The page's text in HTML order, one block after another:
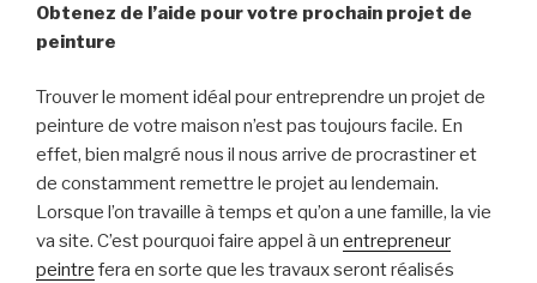
Obtenez de l’aide pour votre prochain projet de
peinture
Trouver le moment idéal pour entreprendre un projet de
peinture de votre maison n’est pas toujours facile. En
effet, bien malgré nous il nous arrive de procrastiner et
de constamment remettre le projet au lendemain.
Lorsque l’on travaille à temps et qu’on a une famille, la vie
va site. C’est pourquoi faire appel à un entrepreneur
peintre fera en sorte que les travaux seront réalisés